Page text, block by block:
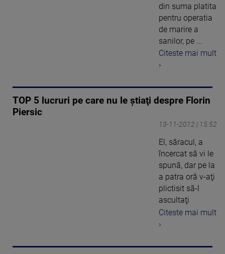
din suma platita
pentru operatia
de marire a
sanilor, pe ...
Citeste mai mult
›
TOP 5 lucruri pe care nu le ştiaţi despre Florin
Piersic
13-11-2012 | 15:52
El, săracul, a
încercat să vi le
spună, dar pe la
a patra oră v-aţi
plictisit să-l
ascultaţi
Citeste mai mult
›